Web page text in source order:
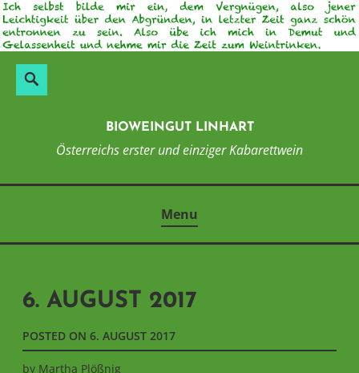
Skip
to
content
Search
BIOWEINGUT LINHART
Österreichs erster und einziger Kabarettwein
Menu
6. AUGUST 2017
POSTED ON 6. AUGUST 2017
by Martha Plößnig